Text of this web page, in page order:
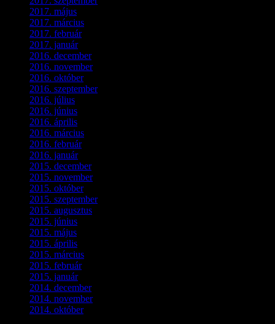
2017. május
2017. március
2017. február(1)
2017. január(2)
2016. december(1)
2016. november(1)
2016. október(6)
2016. szeptember(5)
2016. július
2016. június
2016. április
2016. március
2016. február(3)
2016. január(2)
2015. december(1)
2015. november(4)
2015. október(4)
2015. szeptember(5)
2015. augusztus
2015. június
2015. május
2015. április
2015. március
2015. február(2)
2015. január(5)
2014. december(4)
2014. november(1)
2014. október(2)